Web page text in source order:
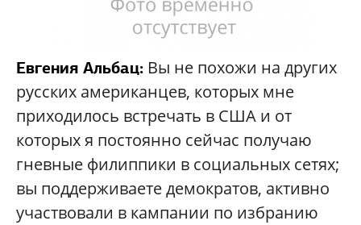
Евгения Альбац: Вы не похожи на других
русских американцев, которых мне
приходилось встречать в США и от
которых я постоянно сейчас получаю
гневные филиппики в социальных сетях;
вы поддерживаете демократов, активно
участвовали в кампании по избранию